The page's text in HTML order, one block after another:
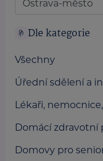
Dle kategorie
Všechny
Úřední sdělení a
Lékaři,
Domácí zdravotní
Domovy pro